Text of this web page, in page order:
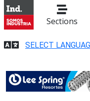
Sections
SELECT